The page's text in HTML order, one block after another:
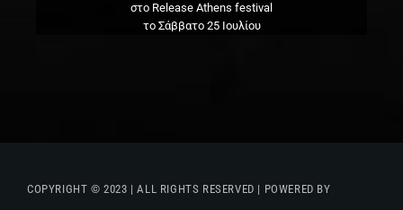
στο Release Athens festival
το Σάββατο 25 Ιουλίου
COPYRIGHT © 2023 | ALL RIGHTS RESERVED | POWERED BY